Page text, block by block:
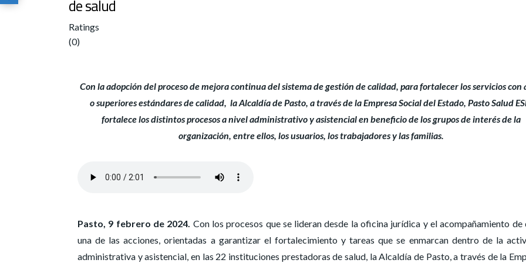
de salud
Ratings
(0)
Con la adopción del proceso de mejora continua del sistema de gestión de calidad, para fortalecer los servicios con
o superiores estándares de calidad, la Alcaldía de Pasto, a través de la Empresa Social del Estado, Pasto Salud
fortalece los distintos procesos a nivel administrativo y asistencial en beneficio de los grupos de interés de la
organización, entre ellos, los usuarios, los trabajadores y las familias.
Pasto, 9 febrero de 2024. Con los procesos que se lideran desde la oficina jurídica y el acompañamiento de
una de las acciones, orientadas a garantizar el fortalecimiento y tareas que se enmarcan dentro de la
administrativa y asistencial, en las 22 instituciones prestadoras de salud, la Alcaldía de Pasto, a través de la